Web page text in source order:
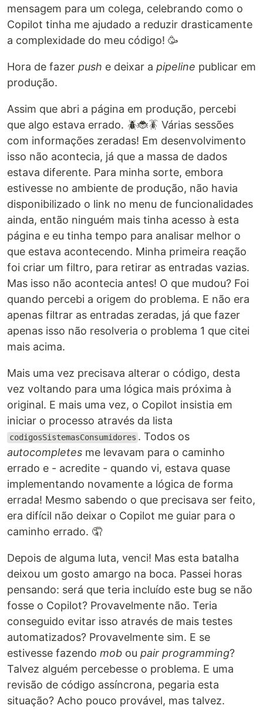
mensagem para um colega, celebrando como o
Copilot tinha me ajudado a reduzir drasticamente
a complexidade do meu código! 🥳
Hora de fazer push e deixar a pipeline publicar em
produção.
Assim que abri a página em produção, percebi
que algo estava errado. 🪲🐞🪳 Várias sessões
com informações zeradas! Em desenvolvimento
isso não acontecia, já que a massa de dados
estava diferente. Para minha sorte, embora
estivesse no ambiente de produção, não havia
disponibilizado o link no menu de funcionalidades
ainda, então ninguém mais tinha acesso à esta
página e eu tinha tempo para analisar melhor o
que estava acontecendo. Minha primeira reação
foi criar um filtro, para retirar as entradas vazias.
Mas isso não acontecia antes! O que mudou? Foi
quando percebi a origem do problema. E não era
apenas filtrar as entradas zeradas, já que fazer
apenas isso não resolveria o problema 1 que citei
mais acima.
Mais uma vez precisava alterar o código, desta
vez voltando para uma lógica mais próxima à
original. E mais uma vez, o Copilot insistia em
iniciar o processo através da lista
codigosSistemasConsumidores . Todos os
autocompletes me levavam para o caminho
errado e - acredite - quando vi, estava quase
implementando novamente a lógica de forma
errada! Mesmo sabendo o que precisava ser feito,
era difícil não deixar o Copilot me guiar para o
caminho errado. 🤦
Depois de alguma luta, venci! Mas esta batalha
deixou um gosto amargo na boca. Passei horas
pensando: será que teria incluído este bug se não
fosse o Copilot? Provavelmente não. Teria
conseguido evitar isso através de mais testes
automatizados? Provavelmente sim. E se
estivesse fazendo mob ou pair programming?
Talvez alguém percebesse o problema. E uma
revisão de código assíncrona, pegaria esta
situação? Acho pouco provável, mas talvez.